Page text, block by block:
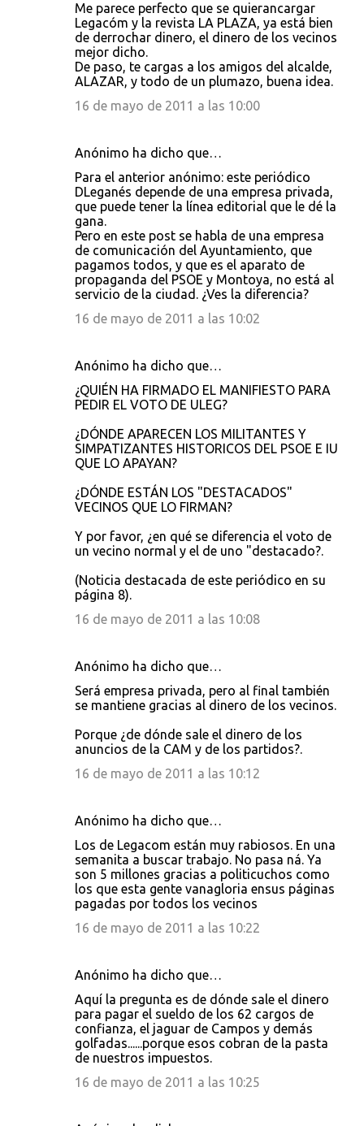
Me parece perfecto que se quierancargar
Legacóm y la revista LA PLAZA, ya está bien
de derrochar dinero, el dinero de los vecinos
mejor dicho.
De paso, te cargas a los amigos del alcalde,
ALAZAR, y todo de un plumazo, buena idea.
16 de mayo de 2011 a las 10:00
Anónimo ha dicho que…
Para el anterior anónimo: este periódico
DLeganés depende de una empresa privada,
que puede tener la línea editorial que le dé la
gana.
Pero en este post se habla de una empresa
de comunicación del Ayuntamiento, que
pagamos todos, y que es el aparato de
propaganda del PSOE y Montoya, no está al
servicio de la ciudad. ¿Ves la diferencia?
16 de mayo de 2011 a las 10:02
Anónimo ha dicho que…
¿QUIÉN HA FIRMADO EL MANIFIESTO PARA
PEDIR EL VOTO DE ULEG?
¿DÓNDE APARECEN LOS MILITANTES Y
SIMPATIZANTES HISTORICOS DEL PSOE E IU
QUE LO APAYAN?
¿DÓNDE ESTÁN LOS "DESTACADOS"
VECINOS QUE LO FIRMAN?
Y por favor, ¿en qué se diferencia el voto de
un vecino normal y el de uno "destacado?.
(Noticia destacada de este periódico en su
página 8).
16 de mayo de 2011 a las 10:08
Anónimo ha dicho que…
Será empresa privada, pero al final también
se mantiene gracias al dinero de los vecinos.
Porque ¿de dónde sale el dinero de los
anuncios de la CAM y de los partidos?.
16 de mayo de 2011 a las 10:12
Anónimo ha dicho que…
Los de Legacom están muy rabiosos. En una
semanita a buscar trabajo. No pasa ná. Ya
son 5 millones gracias a politicuchos como
los que esta gente vanagloria ensus páginas
pagadas por todos los vecinos
16 de mayo de 2011 a las 10:22
Anónimo ha dicho que…
Aquí la pregunta es de dónde sale el dinero
para pagar el sueldo de los 62 cargos de
confianza, el jaguar de Campos y demás
golfadas......porque esos cobran de la pasta
de nuestros impuestos.
16 de mayo de 2011 a las 10:25